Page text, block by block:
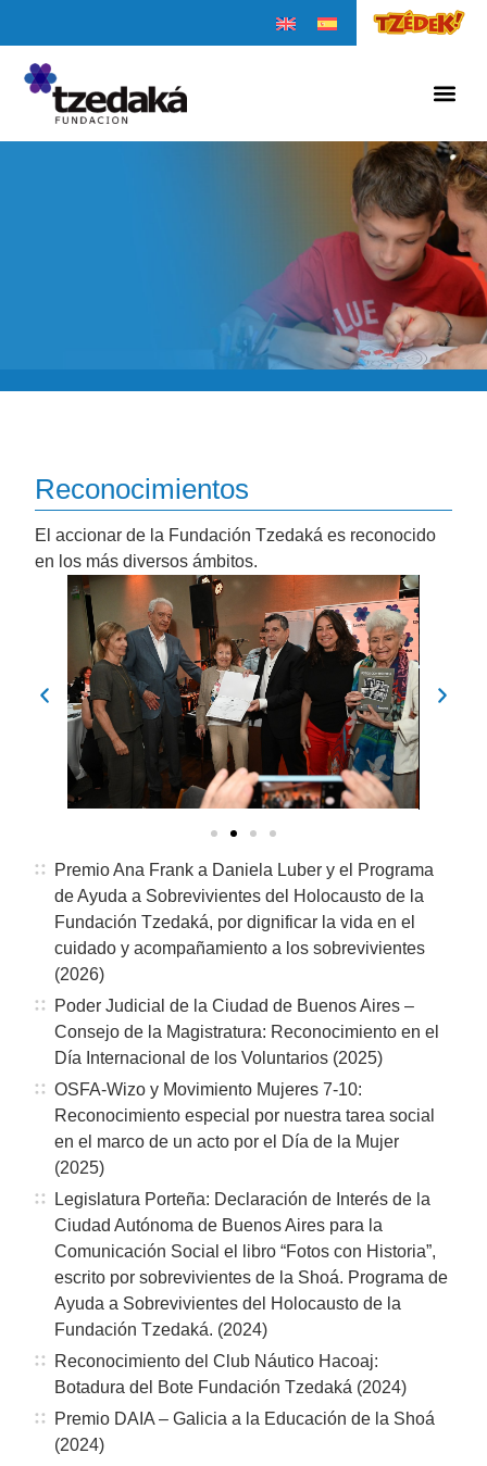
Reconocimientos
El accionar de la Fundación Tzedaká es reconocido
en los más diversos ámbitos.
Premio Ana Frank a Daniela Luber y el Programa
de Ayuda a Sobrevivientes del Holocausto de la
Fundación Tzedaká, por dignificar la vida en el
cuidado y acompañamiento a los sobrevivientes
(2026)
Poder Judicial de la Ciudad de Buenos Aires –
Consejo de la Magistratura: Reconocimiento en el
Día Internacional de los Voluntarios (2025)
OSFA-Wizo y Movimiento Mujeres 7-10:
Reconocimiento especial por nuestra tarea social
en el marco de un acto por el Día de la Mujer
(2025)
Legislatura Porteña: Declaración de Interés de la
Ciudad Autónoma de Buenos Aires para la
Comunicación Social el libro “Fotos con Historia”,
escrito por sobrevivientes de la Shoá. Programa de
Ayuda a Sobrevivientes del Holocausto de la
Fundación Tzedaká. (2024)
Reconocimiento del Club Náutico Hacoaj:
Botadura del Bote Fundación Tzedaká (2024)
Premio DAIA – Galicia a la Educación de la Shoá
(2024)